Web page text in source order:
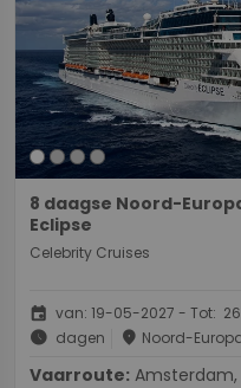
8 daagse Noord-
Eclipse
Celebrity Cruises
event van: 19-05-2027 - Tot:
schedule dagen place Noord-
Vaarroute: